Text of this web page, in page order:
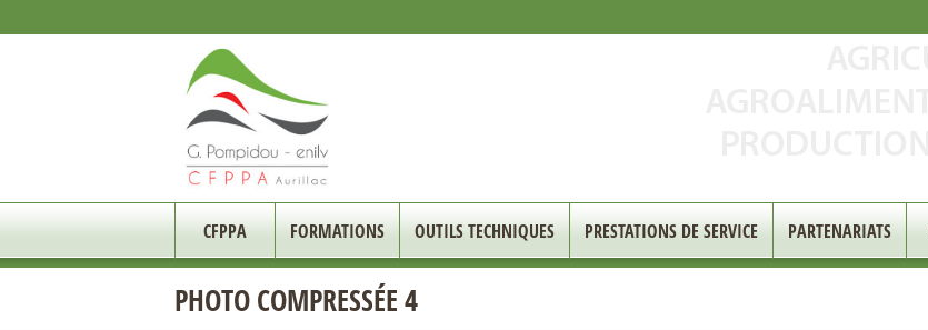
CFPPA FORMATIONS OUTILS TECHNIQUES PRESTATIONS DE SERVICE PARTENARIATS
PHOTO COMPRESSÉE 4